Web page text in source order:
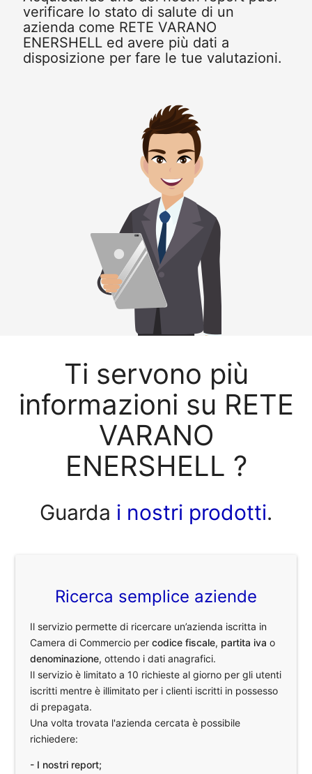
verificare lo stato di salute di un
azienda come RETE VARANO
ENERSHELL ed avere più dati a
disposizione per fare le tue valutazioni.
Ti servono più
informazioni su RETE
VARANO
ENERSHELL ?
Guarda i nostri prodotti.
Ricerca semplice aziende
Il servizio permette di ricercare un’azienda iscritta in
Camera di Commercio percodice fiscale, partita iva o
denominazione, ottendo i dati anagrafici.
Il servizio è limitato a 10 richieste al giorno per gli utenti
iscritti mentre è illimitato per i clienti iscritti in possesso
di prepagata.
Una volta trovata l'azienda cercata è possibile
richiedere:
- I nostri report;